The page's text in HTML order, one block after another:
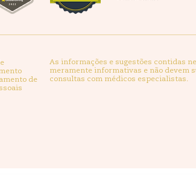
de
As informações e sugestões contidas
meramente informativas e não devem
consultas com médicos especialistas.